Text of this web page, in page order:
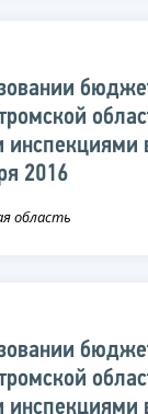
2016
область